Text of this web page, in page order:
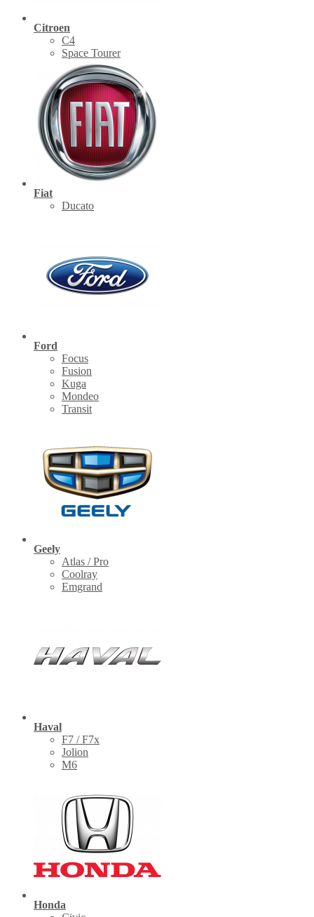
Citroen
C4
Space Tourer
Fiat
Ducato
Ford
Focus
Fusion
Kuga
Mondeo
Transit
Geely
Atlas / Pro
Coolray
Emgrand
Haval
F7 / F7x
Jolion
M6
Honda